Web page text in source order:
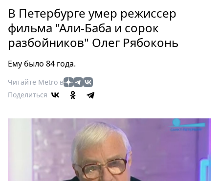
Россия
Мир
Здоровье
Туризм
Мода
Театр
Книги
Выставки
Пресс-
релизы
В Петербурге умер режиссер
фильма "Али-Баба и сорок
разбойников" Олег Рябоконь
Ему было 84 года.
Читайте Metro в
Поделиться